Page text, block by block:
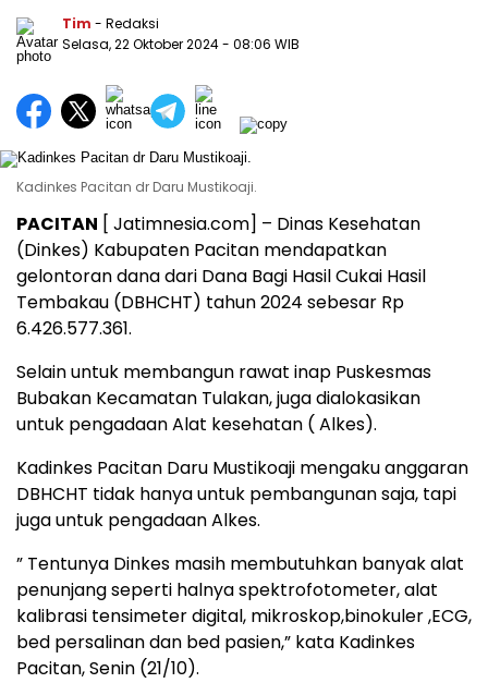
Tim - Redaksi
Selasa, 22 Oktober 2024- 08:06 WIB
Kadinkes Pacitan dr Daru Mustikoaji.
PACITAN [ Jatimnesia.com] – Dinas Kesehatan
(Dinkes) Kabupaten Pacitan mendapatkan
gelontoran dana dari Dana Bagi Hasil Cukai Hasil
Tembakau (DBHCHT) tahun 2024 sebesar Rp
6.426.577.361.
Selain untuk membangun rawat inap Puskesmas
Bubakan Kecamatan Tulakan, juga dialokasikan
untuk pengadaan Alat kesehatan ( Alkes).
Kadinkes Pacitan Daru Mustikoaji mengaku anggaran
DBHCHT tidak hanya untuk pembangunan saja, tapi
juga untuk pengadaan Alkes.
” Tentunya Dinkes masih membutuhkan banyak alat
penunjang seperti halnya spektrofotometer, alat
kalibrasi tensimeter digital, mikroskop,binokuler ,ECG,
bed persalinan dan bed pasien,” kata Kadinkes
Pacitan, Senin (21/10).